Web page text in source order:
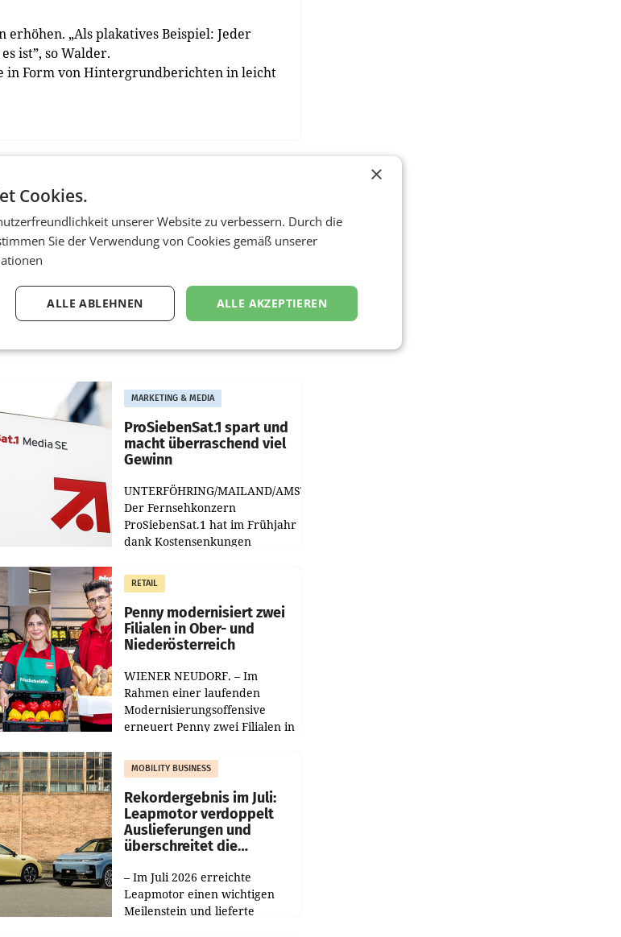
erhöhen. „Als plakatives Beispiel: Jeder
ist”, so Walder.
in Form von Hintergrundberichten in leicht
MARKETING & MEDIA
ProSiebenSat.1 spart und
macht überraschend viel
Gewinn
UNTERFÖHRING/MAILAND/AMSTERDAM.
Der Fernsehkonzern
ProSiebenSat.1 hat im Frühjahr
dank Kostensenkungen
gemacht und die
Markterwartung deutlich
übertroffen.
RETAIL
Penny modernisiert zwei
Filialen in Ober- und
Niederösterreich
WIENER NEUDORF. – Im
Rahmen einer laufenden
Modernisierungsoffensive
erneuert Penny zwei Filialen in
Die beiden Standorte liegen in
Haag sowie im rund
MOBILITY BUSINESS
Rekordergebnis im Juli:
Leapmotor verdoppelt
Auslieferungen und
überschreitet die
– Im Juli 2026 erreichte
Leapmotor einen wichtigen
Meilenstein und lieferte
×
Cookies.
unserer Website zu verbessern. Durch die
Sie der Verwendung von Cookies gemäß unserer
ALLE AKZEPTIEREN
ALLE ABLEHNEN